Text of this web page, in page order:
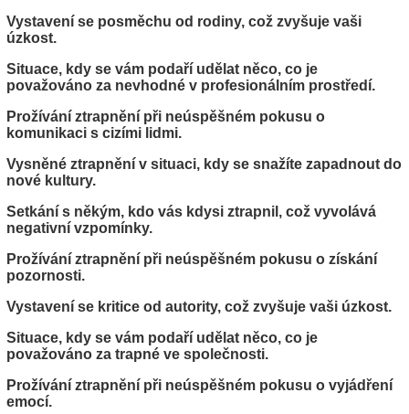
Vystavení se posměchu od rodiny, což zvyšuje vaši
úzkost.
Situace, kdy se vám podaří udělat něco, co je
považováno za nevhodné v profesionálním prostředí.
Prožívání ztrapnění při neúspěšném pokusu o
komunikaci s cizími lidmi.
Vysněné ztrapnění v situaci, kdy se snažíte zapadnout do
nové kultury.
Setkání s někým, kdo vás kdysi ztrapnil, což vyvolává
negativní vzpomínky.
Prožívání ztrapnění při neúspěšném pokusu o získání
pozornosti.
Vystavení se kritice od autority, což zvyšuje vaši úzkost.
Situace, kdy se vám podaří udělat něco, co je
považováno za trapné ve společnosti.
Prožívání ztrapnění při neúspěšném pokusu o vyjádření
emocí.